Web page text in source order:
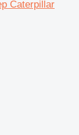
Caterpillar